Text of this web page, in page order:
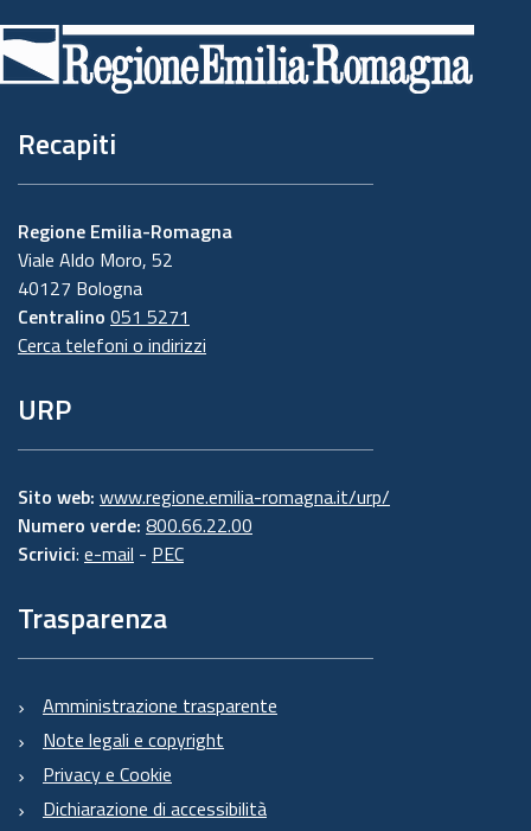
di
pagina
Recapiti
Regione Emilia-Romagna
Viale Aldo Moro, 52
40127 Bologna
Centralino 051 5271
Cerca telefoni o indirizzi
URP
Sito web: www.regione.emilia-romagna.it/urp/
Numero verde: 800.66.22.00
Scrivici: e-mail - PEC
Trasparenza
Amministrazione trasparente
Note legali e copyright
Privacy e Cookie
Dichiarazione di accessibilità